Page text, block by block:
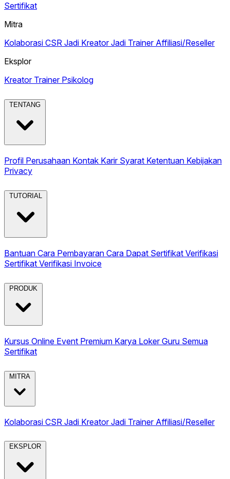
Sertifikat
Mitra
Kolaborasi CSR Jadi KreatorJadi Trainer Affiliasi/Reseller
Eksplor
Kreator Trainer Psikolog
TENTANG
Profil Perusahaan Kontak Karir Syarat Ketentuan Kebijakan
Privacy
TUTORIAL
Bantuan Cara Pembayaran Cara Dapat Sertifikat Verifikasi
Sertifikat Verifikasi Invoice
PRODUK
Kursus Online Event Premium Karya Loker Guru Semua
Sertifikat
MITRA
Kolaborasi CSR Jadi KreatorJadi Trainer Affiliasi/Reseller
EKSPLOR